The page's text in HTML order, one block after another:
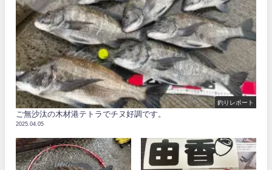
釣りレポート
ご無沙汰の木材港テトラでチヌ好調です。
2025.04.05